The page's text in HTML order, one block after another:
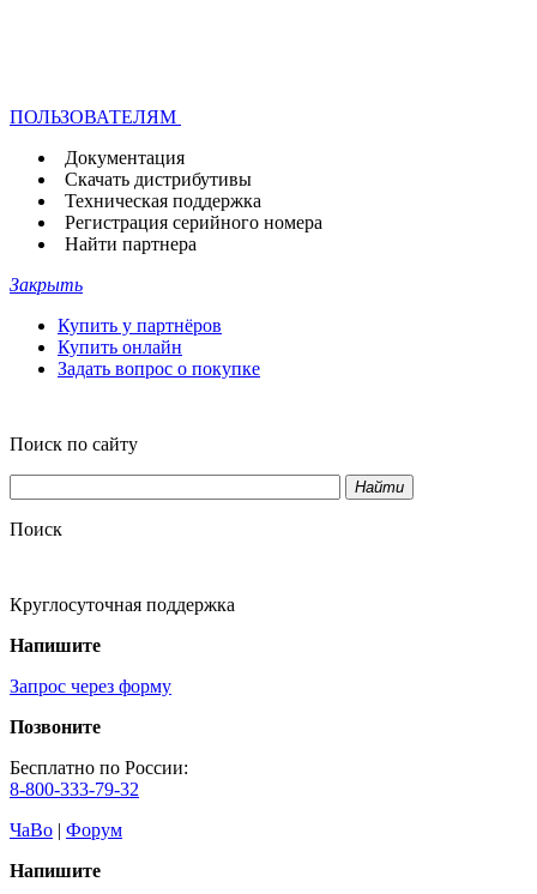
ПОЛЬЗОВАТЕЛЯМ
Документация
Скачать дистрибутивы
Техническая поддержка
Регистрация серийного номера
Найти партнера
Закрыть
Купить у партнёров
Купить онлайн
Задать вопрос о покупке
Поиск по сайту
Найти
Поиск
Круглосуточная поддержка
Напишите
Запрос через форму
Позвоните
Бесплатно по России:
8-800-333-79-32
ЧаВо | Форум
Напишите